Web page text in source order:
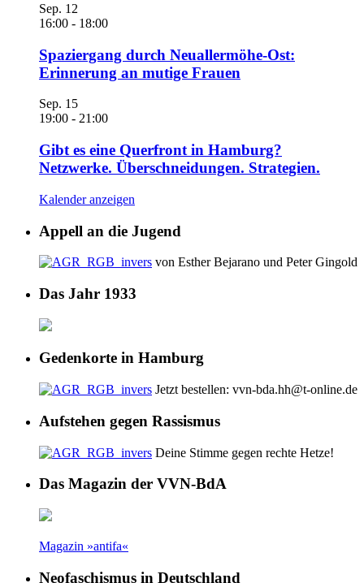
Sep. 12
16:00 - 18:00
Spaziergang durch Neuallermöhe-Ost:
Erinnerung an mutige Frauen
Sep. 15
19:00 - 21:00
Gibt es eine Querfront in Hamburg?
Netzwerke. Überschneidungen. Strategien.
Kalender anzeigen
Appell an die Jugend
von Esther Bejarano und Peter Gingold
Das Jahr 1933
Gedenkorte in Hamburg
Jetzt bestellen: vvn-bda.hh@t-online.de
Aufstehen gegen Rassismus
Deine Stimme gegen rechte Hetze!
Das Magazin der VVN-BdA
Magazin »antifa«
Neofaschismus in Deutschland